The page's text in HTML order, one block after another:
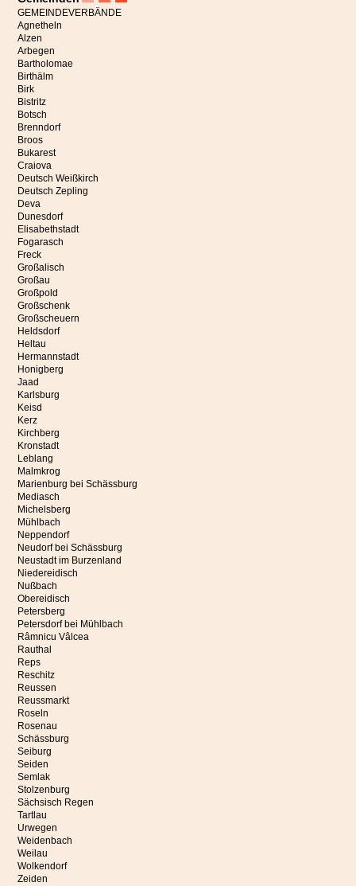
GEMEINDEVERBÄNDE
Agnetheln
Alzen
Arbegen
Bartholomae
Birthälm
Birk
Bistritz
Botsch
Brenndorf
Broos
Bukarest
Craiova
Deutsch Weißkirch
Deutsch Zepling
Deva
Dunesdorf
Elisabethstadt
Fogarasch
Freck
Großalisch
Großau
Großpold
Großschenk
Großscheuern
Heldsdorf
Heltau
Hermannstadt
Honigberg
Jaad
Karlsburg
Keisd
Kerz
Kirchberg
Kronstadt
Leblang
Malmkrog
Marienburg bei Schässburg
Mediasch
Michelsberg
Mühlbach
Neppendorf
Neudorf bei Schässburg
Neustadt im Burzenland
Niedereidisch
Nußbach
Obereidisch
Petersberg
Petersdorf bei Mühlbach
Râmnicu Vâlcea
Rauthal
Reps
Reschitz
Reussen
Reussmarkt
Roseln
Rosenau
Schässburg
Seiburg
Seiden
Semlak
Stolzenburg
Sächsisch Regen
Tartlau
Urwegen
Weidenbach
Weilau
Wolkendorf
Zeiden